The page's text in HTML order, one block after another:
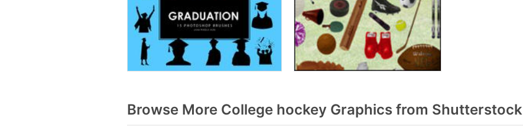
Browse More College hockey Graphics from Shutterstock